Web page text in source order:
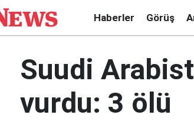
Haberler Görüş
Suudi
vurdu: 3 ölü